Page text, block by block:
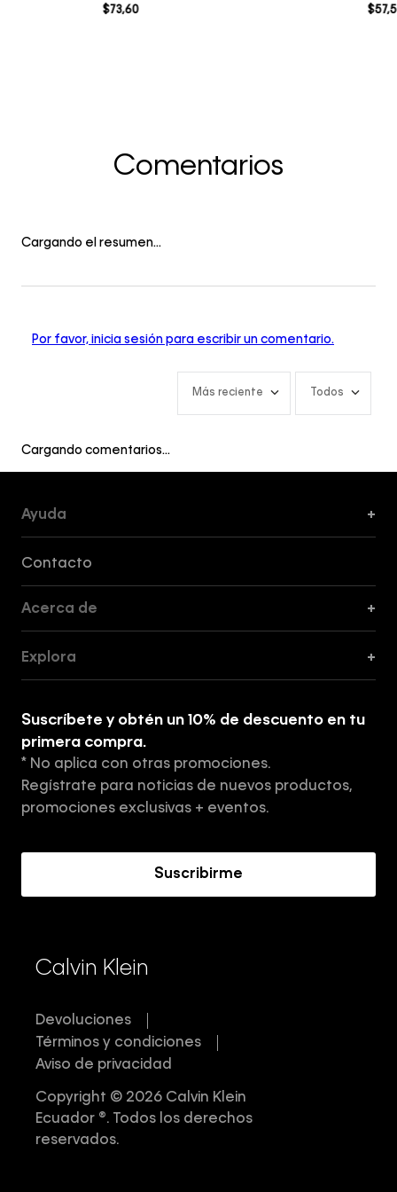
$73,60 $57,
Comentarios
Cargando el resumen…
Por favor, inicia sesión para escribir un comentario.
Más reciente Todos
Cargando comentarios…
Ayuda +
Contacto
Acerca de +
Tiendas
Aviso de privacidad
Términos y Condiciones
Explora +
Suscríbete y obtén un 10% de descuento en tu
primera compra.
* No aplica con otras promociones.
Regístrate para noticias de nuevos productos,
promociones exclusivas + eventos.
Suscribirme
Calvin Klein
Devoluciones
Términos y condiciones
Aviso de privacidad
Copyright © 2026 Calvin Klein
Ecuador ®. Todos los derechos
reservados.